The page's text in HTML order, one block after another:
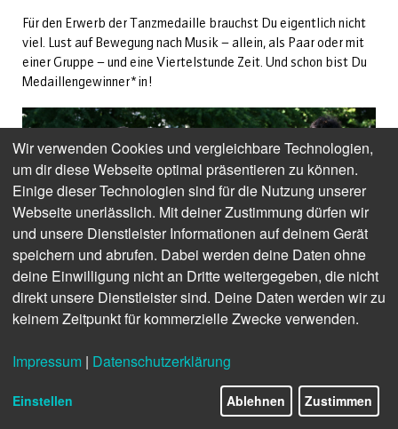
Für den Erwerb der Tanzmedaille brauchst Du eigentlich nicht
viel. Lust auf Bewegung nach Musik – allein, als Paar oder mit
einer Gruppe – und eine Viertelstunde Zeit. Und schon bist Du
Medaillengewinner*in!
© NTB
Wanderungen
Für ausdauernde Wanderfreund*innen geht es in dieser
Tagestour auf erlebnisreichen Pfaden durch die Landschaft
Wir verwenden Cookies und vergleichbare Technologien,
um dir diese Webseite optimal präsentieren zu können.
Einige dieser Technologien sind für die Nutzung unserer
Webseite unerlässlich. Mit deiner Zustimmung dürfen wir
und unsere Dienstleister Informationen auf deinem Gerät
speichern und abrufen. Dabei werden deine Daten ohne
deine Einwilligung nicht an Dritte weitergegeben, die nicht
direkt unsere Dienstleister sind. Deine Daten werden wir zu
keinem Zeitpunkt für kommerzielle Zwecke verwenden.
Impressum | Datenschutzerklärung
Einstellen Ablehnen Zustimmen